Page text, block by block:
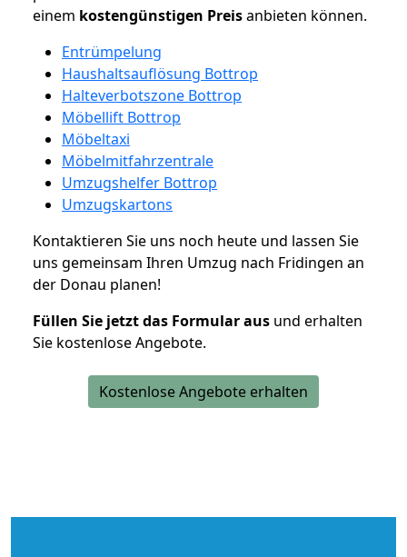
einem kostengünstigen Preisanbieten können.
Entrümpelung
Haushaltsauflösung Bottrop
Halteverbotszone Bottrop
Möbellift Bottrop
Möbeltaxi
Möbelmitfahrzentrale
Umzugshelfer Bottrop
Umzugskartons
Kontaktieren Sie uns noch heute und lassen Sie
uns gemeinsam Ihren Umzug nach Fridingen an
der Donau planen!
Füllen Sie jetzt das Formular aus und erhalten
Sie kostenlose Angebote.
Kostenlose Angebote erhalten